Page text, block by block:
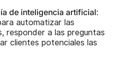
de inteligencia artificial:
automatizar las
responder a las preguntas
clientes potenciales las